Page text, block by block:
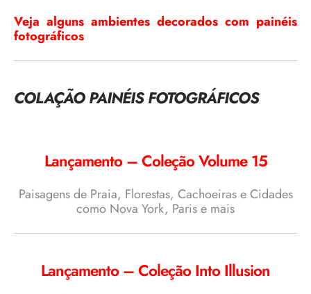
Veja alguns ambientes decorados com painéis
fotográficos
COLAÇÃO PAINÉIS FOTOGRÁFICOS
Lançamento – Coleção Volume 15
Paisagens de Praia, Florestas, Cachoeiras e Cidades
como Nova York, Paris e mais
Lançamento – Coleção Into Illusion